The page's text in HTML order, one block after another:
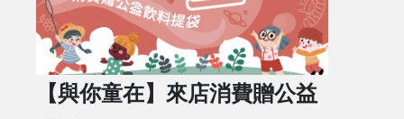
【與你童在】來店消費贈公益